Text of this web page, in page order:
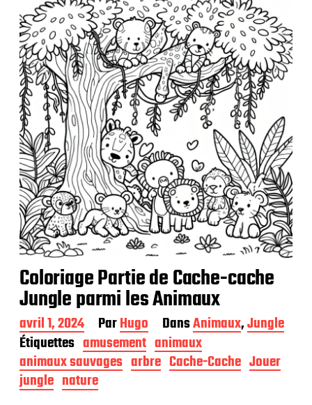
i
c
a
t
i
o
n
Coloriage Partie de Cache-cache
Jungle parmi les Animaux
D
a
t
e
d
e
avril 1, 2024 ParHugo DansAnimaux,Jungle
Étiquettes amusement animaux
animaux sauvages arbre Cache-Cache Jouer
jungle nature